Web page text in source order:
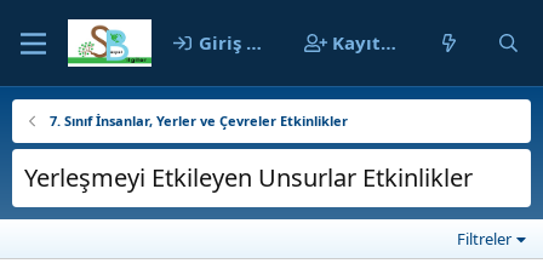
Giriş yap Kayıt ol
7. Sınıf İnsanlar, Yerler ve Çevreler Etkinlikler
Yerleşmeyi Etkileyen Unsurlar Etkinlikler
Filtreler